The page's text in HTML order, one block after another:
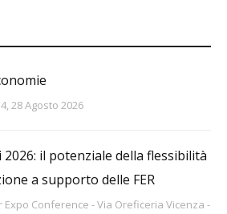
28 Agosto 2026
il potenziale della flessibilità
a supporto delle FER
Expo Conference - Via Oreficeria Vicenza -